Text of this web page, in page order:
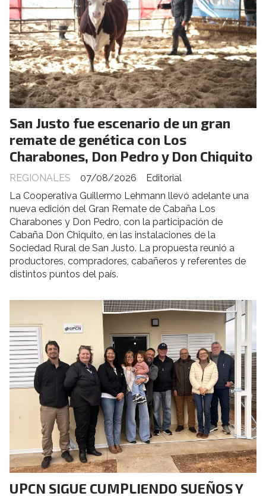
San Justo fue escenario de un gran
remate de genética con Los
Charabones, Don Pedro y Don Chiquito
Editorial
REGIONALES
07/08/2026
La Cooperativa Guillermo Lehmann llevó adelante una
nueva edición del Gran Remate de Cabaña Los
Charabones y Don Pedro, con la participación de
Cabaña Don Chiquito, en las instalaciones de la
Sociedad Rural de San Justo. La propuesta reunió a
productores, compradores, cabañeros y referentes de
distintos puntos del país.
UPCN SIGUE CUMPLIENDO SUEÑOS Y